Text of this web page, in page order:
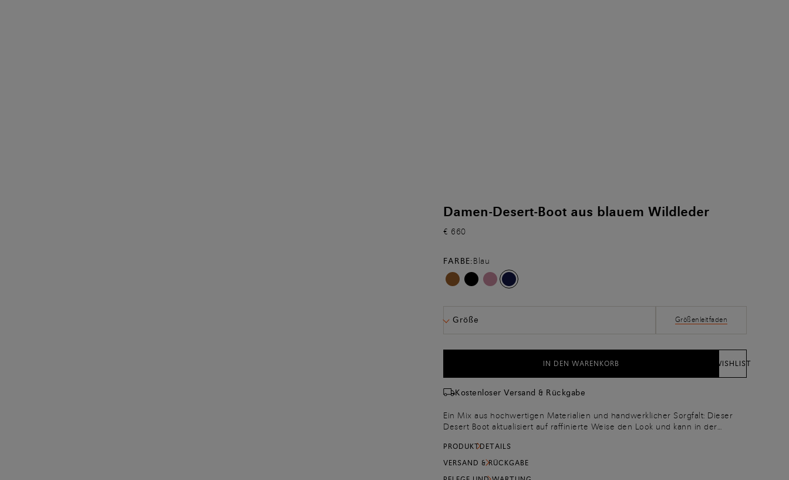
Damen-Desert-Boot aus blauem Wildleder
€ 660
FARBE:Blau
Größe Größenleitfaden
IN DEN WARENKORB WISHLIST
Kostenloser Versand & Rückgabe
Ein Mix aus hochwertigen Materialien und handwerklicher Sorgfalt: Dieser
Desert Boot aktualisiert auf raffinierte Weise den Look und kann in der
Damenschuh aus fein strukturiertem Wildleder hat eine flexible Machart, die
den ganzen Tag über auf natürliche Weise den Bewegungen folgt. Die
PRODUKTDETAILS
VERSAND & RÜCKGABE